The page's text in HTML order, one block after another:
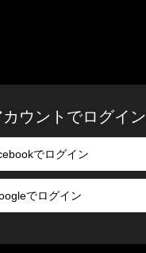
ウントでログイン
でログイン
でログイン